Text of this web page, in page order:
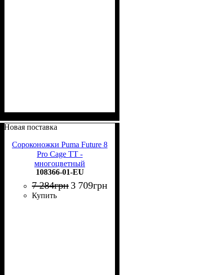
Новая поставка
Сороконожки Puma Future 8
Pro Cage TT -
многоцветный
108366-01-EU
7 284грн 3 709грн
Купить